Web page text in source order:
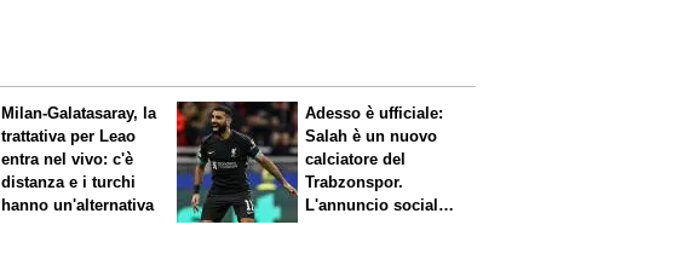
Milan-Galatasaray, la
trattativa per Leao
entra nel vivo: c'è
distanza e i turchi
hanno un'alternativa
Adesso è ufficiale:
Salah è un nuovo
calciatore del
Trabzonspor.
L'annuncio social